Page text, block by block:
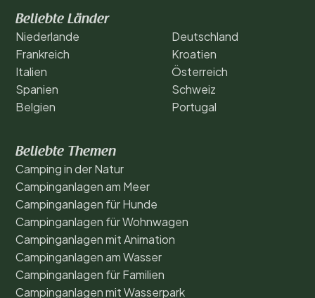
Beliebte Länder
Niederlande
Frankreich
Italien
Spanien
Belgien
Deutschland
Kroatien
Österreich
Schweiz
Portugal
Beliebte Themen
Camping in der Natur
Campinganlagen am Meer
Campinganlagen für Hunde
Campinganlagen für Wohnwagen
Campinganlagen mit Animation
Campinganlagen am Wasser
Campinganlagen für Familien
Campinganlagen mit Wasserpark